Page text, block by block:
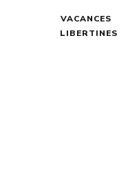
VACANCES
LIBERTINES